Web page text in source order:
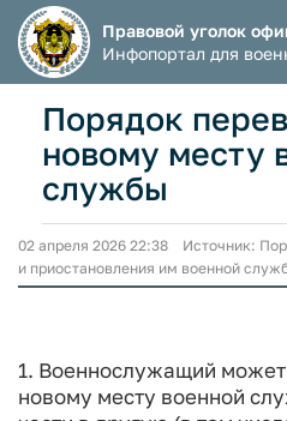
Правовой уголок
Инфопортал для
Порядок
новому месту
службы
02 апреля 2026 22:38 Источник:
и приостановления им военной
1. Военнослужащий
новому месту военной